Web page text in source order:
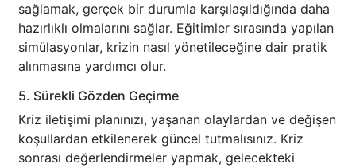
sağlamak, gerçek bir durumla karşılaşıldığında daha
hazırlıklı olmalarını sağlar. Eğitimler sırasında yapılan
simülasyonlar, krizin nasıl yönetileceğine dair pratik
alınmasına yardımcı olur.
5. Sürekli Gözden Geçirme
Kriz iletişimi planınızı, yaşanan olaylardan ve değişen
koşullardan etkilenerek güncel tutmalısınız. Kriz
sonrası değerlendirmeler yapmak, gelecekteki